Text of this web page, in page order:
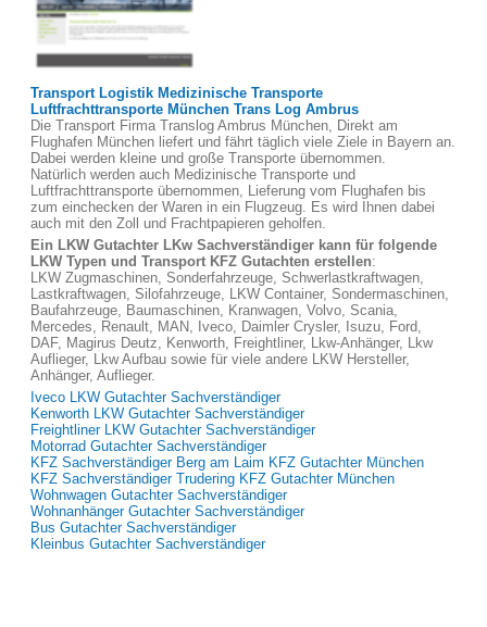
Transport Logistik Medizinische Transporte
Luftfrachttransporte München Trans Log Ambrus
Die Transport Firma Translog Ambrus München, Direkt am
Flughafen München liefert und fährt täglich viele Ziele in Bayern an.
Dabei werden kleine und große Transporte übernommen.
Natürlich werden auch Medizinische Transporte und
Luftfrachttransporte übernommen, Lieferung vom Flughafen bis
zum einchecken der Waren in ein Flugzeug. Es wird Ihnen dabei
auch mit den Zoll und Frachtpapieren geholfen.
Ein LKW Gutachter LKw Sachverständiger kann für folgende
LKW Typen und Transport KFZ Gutachten erstellen:
LKW Zugmaschinen, Sonderfahrzeuge, Schwerlastkraftwagen,
Lastkraftwagen, Silofahrzeuge, LKW Container, Sondermaschinen,
Baufahrzeuge, Baumaschinen, Kranwagen, Volvo, Scania,
Mercedes, Renault, MAN, Iveco, Daimler Crysler, Isuzu, Ford,
DAF, Magirus Deutz, Kenworth, Freightliner, Lkw-Anhänger, Lkw
Auflieger, Lkw Aufbau sowie für viele andere LKW Hersteller,
Anhänger, Auflieger.
Iveco LKW Gutachter Sachverständiger
Kenworth LKW Gutachter Sachverständiger
Freightliner LKW Gutachter Sachverständiger
Motorrad Gutachter Sachverständiger
KFZ Sachverständiger Berg am Laim KFZ Gutachter München
KFZ Sachverständiger Trudering KFZ Gutachter München
Wohnwagen Gutachter Sachverständiger
Wohnanhänger Gutachter Sachverständiger
Bus Gutachter Sachverständiger
Kleinbus Gutachter Sachverständiger